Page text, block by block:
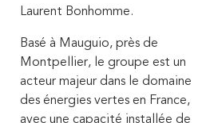
Laurent Bonhomme.
Basé à Mauguio, près de
Montpellier, le groupe est un
acteur majeur dans le domaine
des énergies vertes en France,
avec une capacité installée de